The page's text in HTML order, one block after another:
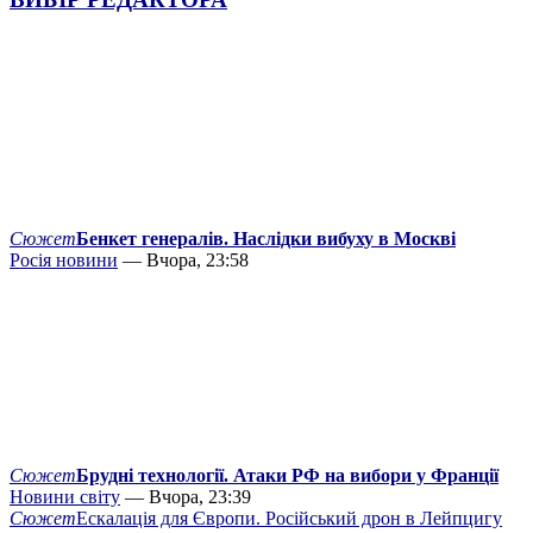
СюжетБенкет генералів. Наслідки вибуху в Москві
Росія новини — Вчора, 23:58
СюжетБрудні технології. Атаки РФ на вибори у Франції
Новини світу — Вчора, 23:39
СюжетЕскалація для Європи. Російський дрон в Лейпцигу